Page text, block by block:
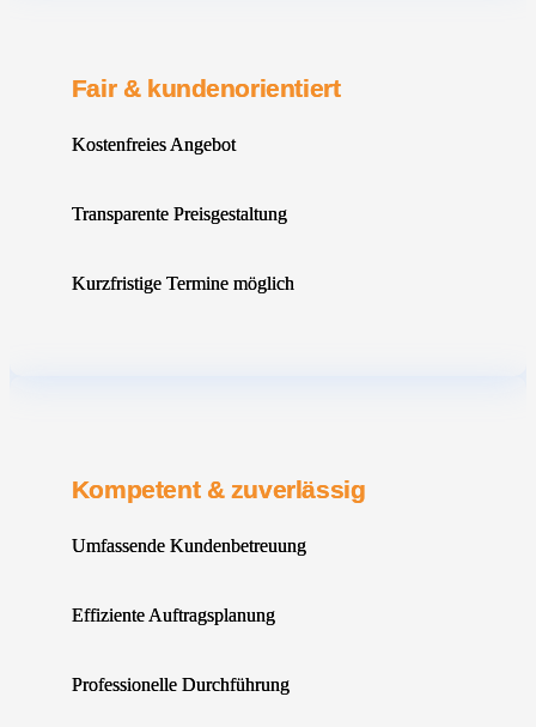
Fair & kundenorientiert
Kostenfreies Angebot
Transparente Preisgestaltung
Kurzfristige Termine möglich
Kompetent & zuverlässig
Umfassende Kundenbetreuung
Effiziente Auftragsplanung
Professionelle Durchführung